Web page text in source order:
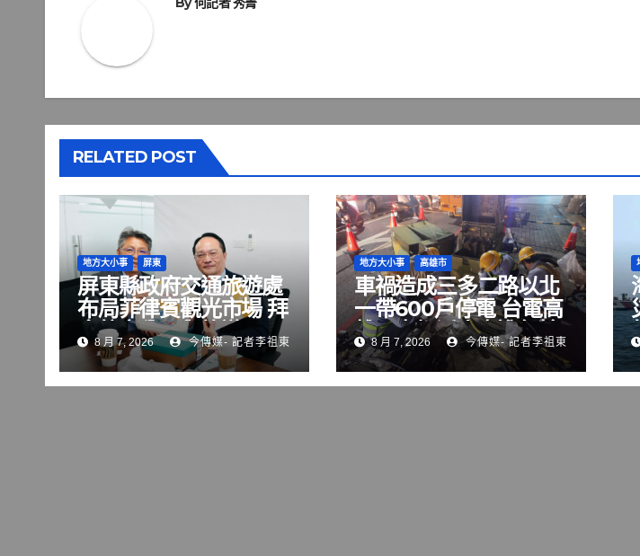
RELATED POST
地方大小事 屏東
屏東縣政府交通旅遊處
布局菲律賓觀光市場 拜
會航空公司與旅遊巨頭
共拓國際客源
8 月 7, 2026 今傳媒- 記者李祖東
地方大小事 高雄市
車禍造成三多二路以北
一帶600戶停電 台電高
雄區處加派人力進行搶
修8 月 7, 2026 今傳媒- 記者李祖東